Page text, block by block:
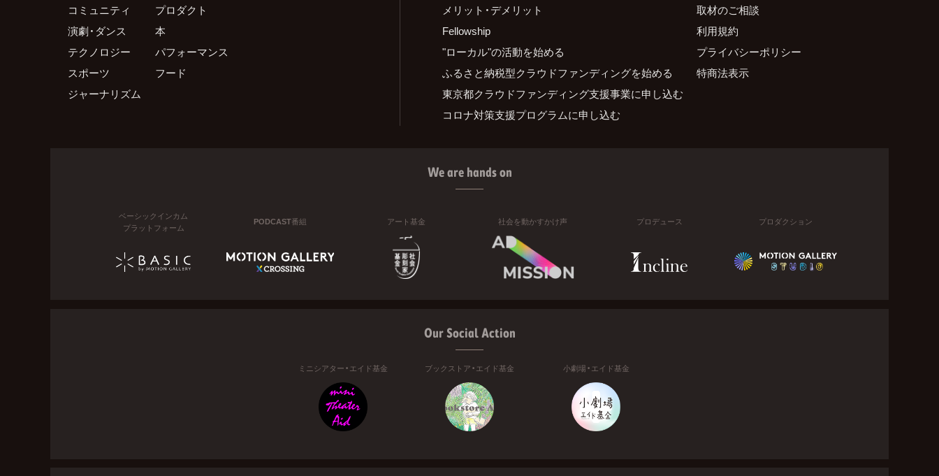
コミュニティ
プロダクト
演劇・ダンス
本
テクノロジー
パフォーマンス
スポーツ
フード
ジャーナリズム
メリット・デメリット
Fellowship
"ローカル"の活動を始める
ふるさと納税型クラウドファンディングを始める
東京都クラウドファンディング支援事業に申し込む
コロナ対策支援プログラムに申し込む
取材のご相談
利用規約
プライバシーポリシー
特商法表示
We are hands on
ベーシックインカム
プラットフォーム
PODCAST番組 アート基金 社会を動かすかけ声 プロデュース プロダクション
Our Social Action
ミニシアター・エイド基金 ブックストア・エイド基金 小劇場・エイド基金